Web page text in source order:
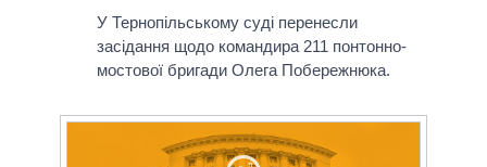
У Тернопільському суді перенесли
засідання щодо командира 211 понтонно-
мостової бригади Олега Побережнюка.